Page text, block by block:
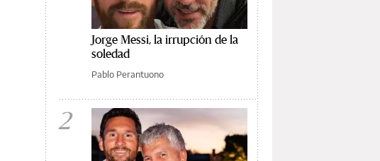
Jorge Messi, la irrupción de la
soledad
Pablo Perantuono
2